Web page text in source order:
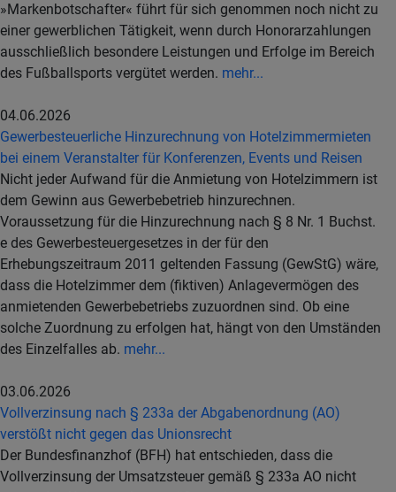
»Markenbotschafter« führt für sich genommen noch nicht zu
einer gewerblichen Tätigkeit, wenn durch Honorarzahlungen
ausschließlich besondere Leistungen und Erfolge im Bereich
des Fußballsports vergütet werden. mehr...
04.06.2026
Gewerbesteuerliche Hinzurechnung von Hotelzimmermieten
bei einem Veranstalter für Konferenzen, Events und Reisen
Nicht jeder Aufwand für die Anmietung von Hotelzimmern ist
dem Gewinn aus Gewerbebetrieb hinzurechnen.
Voraussetzung für die Hinzurechnung nach § 8 Nr. 1 Buchst.
e des Gewerbesteuergesetzes in der für den
Erhebungszeitraum 2011 geltenden Fassung (GewStG) wäre,
dass die Hotelzimmer dem (fiktiven) Anlagevermögen des
anmietenden Gewerbebetriebs zuzuordnen sind. Ob eine
solche Zuordnung zu erfolgen hat, hängt von den Umständen
des Einzelfalles ab. mehr...
03.06.2026
Vollverzinsung nach § 233a der Abgabenordnung (AO)
verstößt nicht gegen das Unionsrecht
Der Bundesfinanzhof (BFH) hat entschieden, dass die
Vollverzinsung der Umsatzsteuer gemäß § 233a AO nicht